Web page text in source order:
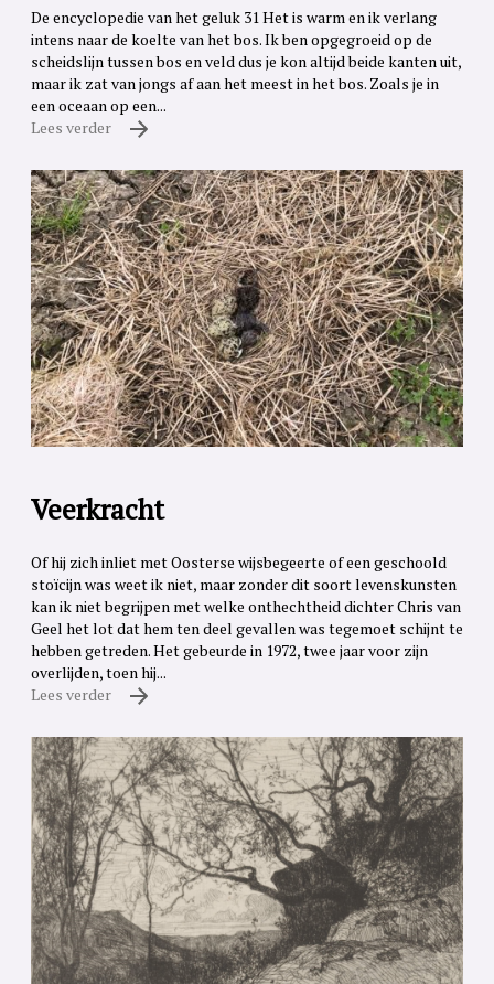
De encyclopedie van het geluk 31 Het is warm en ik verlang
intens naar de koelte van het bos. Ik ben opgegroeid op de
scheidslijn tussen bos en veld dus je kon altijd beide kanten uit,
maar ik zat van jongs af aan het meest in het bos. Zoals je in
een oceaan op een...
Lees verder
Veerkracht
Of hij zich inliet met Oosterse wijsbegeerte of een geschoold
stoïcijn was weet ik niet, maar zonder dit soort levenskunsten
kan ik niet begrijpen met welke onthechtheid dichter Chris van
Geel het lot dat hem ten deel gevallen was tegemoet schijnt te
hebben getreden. Het gebeurde in 1972, twee jaar voor zijn
overlijden, toen hij...
Lees verder